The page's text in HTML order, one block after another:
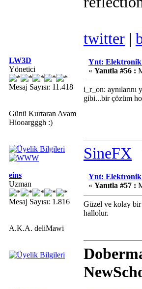
twitter |
LW3D
Yönetici
Mesaj Sayısı: 11.418
Günü Kurtaran Avam
Hiooargggh :)
Ynt:
« Yanıtla #56 :
i_r_on: aynılarını
gibi...bir çözüm
SineFX
eins
Uzman
Mesaj Sayısı: 1.816
A.K.A. deliMawi
Ynt:
« Yanıtla #57 :
Güzel ve kolay bir
hallolur.